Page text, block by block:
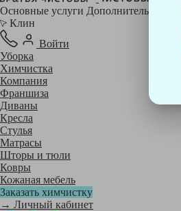
Основные услуги Дополнительные
Клин
Войти
Уборка
Химчистка
Компания
Франшиза
Диваны
Кресла
Стулья
Матрасы
Шторы и тюли
Ковры
Кожаная мебель
Заказать химчистку
→ Личный кабинет